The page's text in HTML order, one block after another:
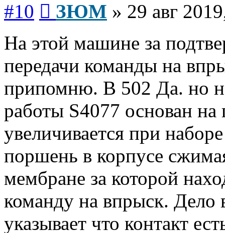
#10 ЗЮМ » 29 авг
На этой машине за
передачи команды на
припомню. В 502 Да. но
работы S4077 основан на
увеличивается при
поршень в корпусе
мембране за которой
команду на впрыск. Дело
указывает что контакт